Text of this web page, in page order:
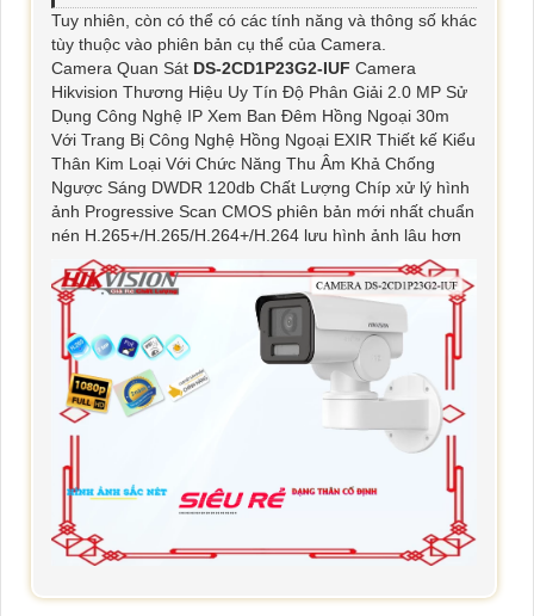
Tuy nhiên, còn có thể có các tính năng và thông số khác
tùy thuộc vào phiên bản cụ thể của Camera.
Camera Quan Sát DS-2CD1P23G2-IUF Camera
Hikvision Thương Hiệu Uy Tín Độ Phân Giải 2.0 MP Sử
Dụng Công Nghệ IP Xem Ban Đêm Hồng Ngoại 30m
Với Trang Bị Công Nghệ Hồng Ngoại EXIR Thiết kế Kiểu
Thân Kim Loại Với Chức Năng Thu Âm Khả Chống
Ngược Sáng DWDR 120db Chất Lượng Chíp xử lý hình
ảnh Progressive Scan CMOS phiên bản mới nhất chuẩn
nén H.265+/H.265/H.264+/H.264 lưu hình ảnh lâu hơn